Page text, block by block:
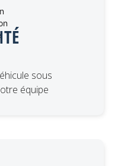
sous
équipe